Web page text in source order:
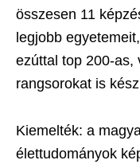
összesen 11
legjobb
ezúttal top 200-as,
rangsorokat is
Kiemelték: a
élettudományok